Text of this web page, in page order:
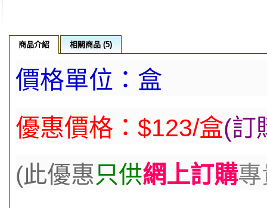
商品介紹 相關商品 (5)
價格單位：盒
優惠價格：$123/盒(訂
(此優惠 只供網上訂購專